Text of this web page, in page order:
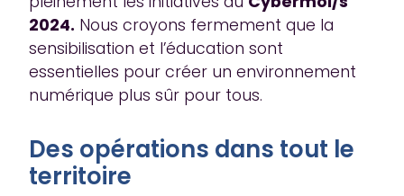
2024. Nous croyons fermement que la
sensibilisation et l’éducation sont
essentielles pour créer un environnement
numérique plus sûr pour tous.
Des opérations dans tout le
territoire